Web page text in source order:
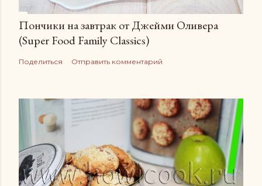
Пончики на завтрак от Джейми Оливера
(Super Food Family Сlassics)
Поделиться Отправить комментарий